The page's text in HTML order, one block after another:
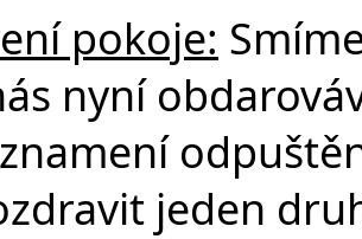
pokoje:
nyní
jeden